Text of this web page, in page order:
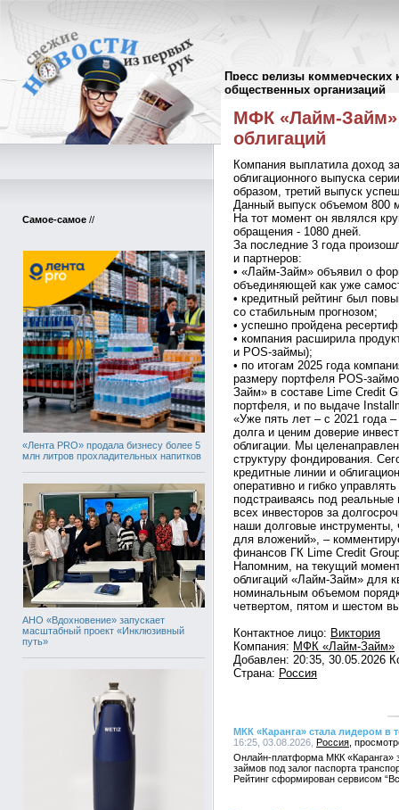
Пресс релизы коммерческих
общественных организаций
Самое-самое //
«Лента PRO» продала бизнесу более 5
млн литров прохладительных напитков
АНО «Вдохновение» запускает
масштабный проект «Инклюзивный
путь»
Пресс-релизы//
МФК «Лайм-Займ»
облигаций
Компания выплатила доход
облигационного выпуска
образом, третий выпуск
Данный выпуск объемом 800
На тот момент он являлся
обращения - 1080 дней.
За последние 3 года
и партнеров:
• «Лайм-Займ» объявил о
объединяющей как уже
• кредитный рейтинг был
со стабильным прогнозом;
• успешно пройдена
• компания расширила
и POS-займы);
• по итогам 2025 года
размеру портфеля POS-
Займ» в составе Lime Credit
портфеля, и по выдаче
«Уже пять лет – с 2021 года
долга и ценим доверие
облигации. Мы
структуру фондирования.
кредитные линии и
оперативно и гибко
подстраиваясь под реальные
всех инвесторов за
наши долговые инструменты,
для вложений», –
финансов ГК Lime Credit
Напомним, на текущий
облигаций «Лайм-Займ» для
номинальным объемом
четвертом, пятом и шестом
Контактное лицо: Виктория
Компания: МФК «Лайм-Займ»
Добавлен: 20:35, 30.05.2026
Страна: Россия
МКК «Каранга» стала лидером в
16:25, 03.08.2026, Россия
Онлайн-платформа МКК «Каранга»
займов под залог паспорта
Рейтинг сформирован сервисом